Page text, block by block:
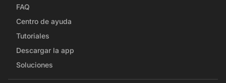
FAQ
Centro de ayuda
Tutoriales
Descargar la app
Soluciones